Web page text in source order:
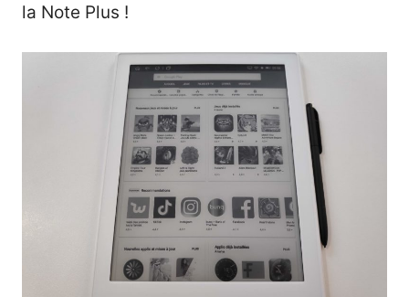
la Note Plus !